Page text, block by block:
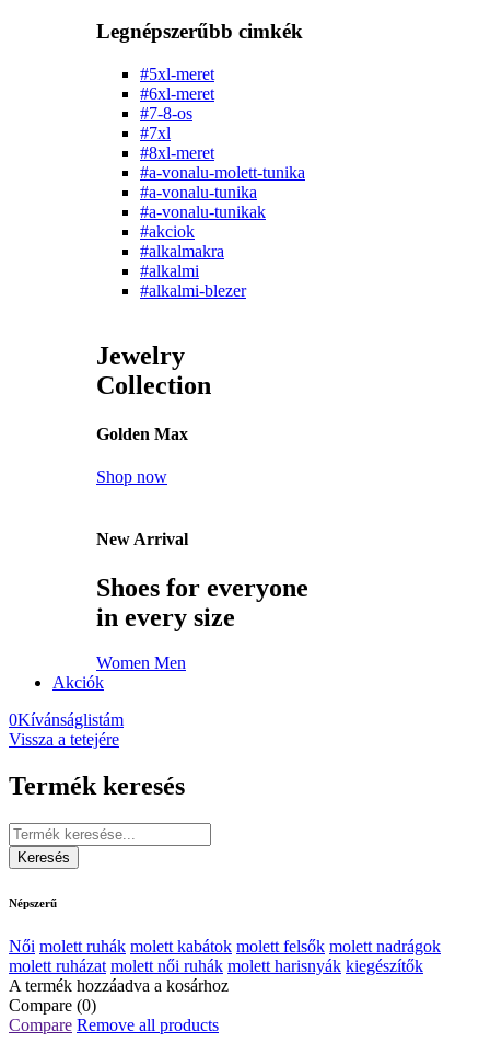
Legnépszerűbb cimkék
#5xl-meret
#6xl-meret
#7-8-os
#7xl
#8xl-meret
#a-vonalu-molett-tunika
#a-vonalu-tunika
#a-vonalu-tunikak
#akciok
#alkalmakra
#alkalmi
#alkalmi-blezer
Jewelry
Collection
Golden Max
Shop now
New Arrival
Shoes for everyone
in every size
Women Men
Akciók
0Kívánságlistám
Vissza a tetejére
Termék keresés
Népszerű
Női molett ruhák molett kabátok molett felsők molett nadrágok
molett ruházat molett női ruhák molett harisnyák kiegészítők
A termék hozzáadva a kosárhoz
Compare (0)
Compare Remove all products